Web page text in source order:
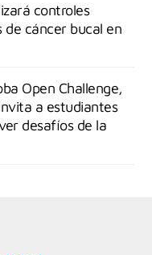
controles
cáncer bucal en
Open Challenge,
a estudiantes
desafíos de la